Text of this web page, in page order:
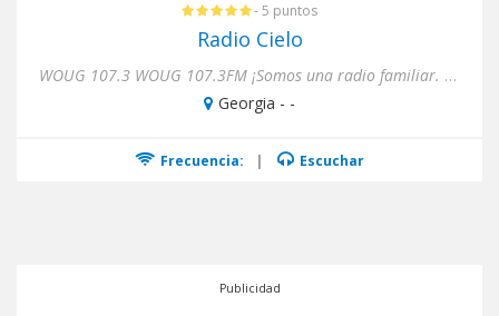
- 5 puntos
Radio Cielo
WOUG 107.3 WOUG 107.3FM ¡Somos una radio familiar. Te damos lo último en música y noticias de la comunidad hispana...
Georgia - -
Frecuencia: | Escuchar
Publicidad